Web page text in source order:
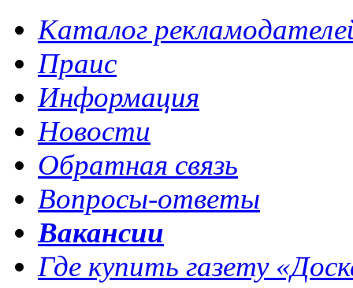
Каталог
Праис
Информация
Новости
Обратная связь
Вопросы-ответы
Вакансии
Где купить газету